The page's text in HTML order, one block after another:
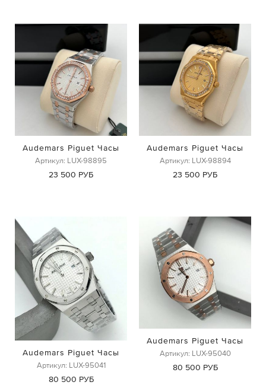
Audemars Piguet Часы
Артикул: LUX-98895
23 500 РУБ
Audemars Piguet Часы
Артикул: LUX-98894
23 500 РУБ
Audemars Piguet Часы
Артикул: LUX-95041
80 500 РУБ
Audemars Piguet Часы
Артикул: LUX-95040
80 500 РУБ